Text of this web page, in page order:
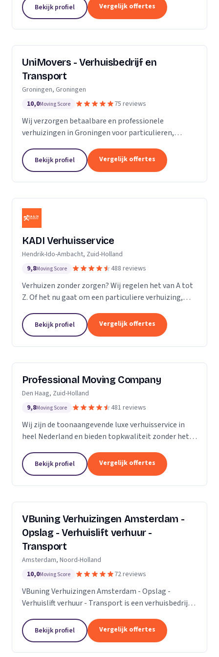
van de KvK. Door de toename van opdrachtgevers
hebben wij...
Bekijk profiel Vergelijk offertes
UniMovers - Verhuisbedrijf en
Transport
Groningen, Groningen
10,0Moving Score 75 reviews
Wij verzorgen betaalbare en professionele
verhuizingen in Groningen voor particulieren,
Bekijk profiel Vergelijk offertes
KADI Verhuisservice
Hendrik-Ido-Ambacht, Zuid-Holland
9,8Moving Score 488 reviews
Verhuizen zonder zorgen? Wij regelen het van A tot
Z. Of het nu gaat om een particuliere verhuizing,
snel, zorgvuldig en betrouwbaar. Van inpakken en
monteren tot transport en tijdelijke opslag — u
kunt op ons rekenen. Met onze professionele
Bekijk profiel Vergelijk offertes
Professional Moving Company
Den Haag, Zuid-Holland
9,8Moving Score 481 reviews
Wij zijn de toonaangevende luxe verhuisservice in
heel Nederland en bieden topkwaliteit zonder het
verhuisproces te transformeren in een naadloze en...
Bekijk profiel Vergelijk offertes
VBuning Verhuizingen Amsterdam -
Opslag - Verhuislift verhuur -
Transport
Amsterdam, Noord-Holland
10,0Moving Score 72 reviews
VBuning Verhuizingen Amsterdam - Opslag -
Verhuislift verhuur - Transport is een verhuisbedrijf
Bekijk profiel Vergelijk offertes